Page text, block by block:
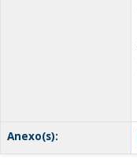
Anexo(s):